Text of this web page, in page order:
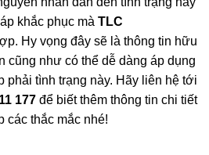
khắc phục mà TLC
Hy vọng đây sẽ là thông tin hữu
cũng như có thể dễ dàng áp dụng
phải tình trạng này. Hãy liên hệ tới
177 để biết thêm thông tin chi tiết
các thắc mắc nhé!